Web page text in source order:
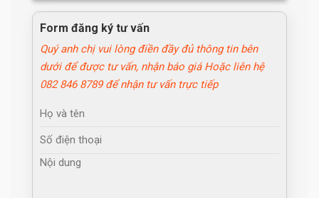
Cho Thue Can Ho 3 Ngu Toa N01t7 (9)
Form đăng ký tư vấn
Quý anh chị vui lòng điền đầy đủ thông tin bên
dưới để được tư vấn, nhận báo giá Hoặc liên hệ
082 846 8789 để nhận tư vấn trực tiếp